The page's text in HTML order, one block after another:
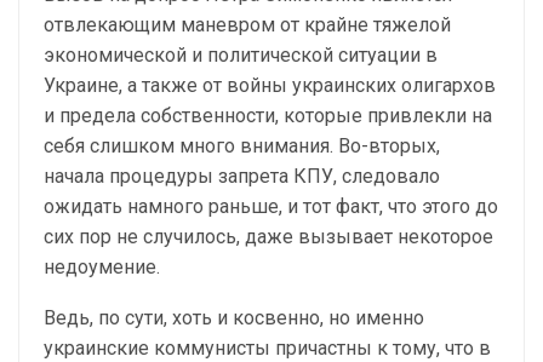
отвлекающим маневром от крайне тяжелой
экономической и политической ситуации в
Украине, а также от войны украинских олигархов
и предела собственности, которые привлекли на
себя слишком много внимания. Во-вторых,
начала процедуры запрета КПУ, следовало
ожидать намного раньше, и тот факт, что этого до
сих пор не случилось, даже вызывает некоторое
недоумение.
Ведь, по сути, хоть и косвенно, но именно
украинские коммунисты причастны к тому, что в